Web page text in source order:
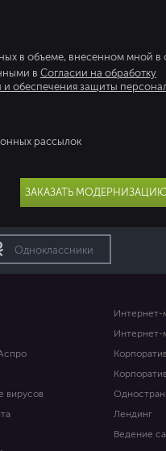
в объеме, внесенном мной в
в Согласии на обработку
и обеспечения защиты
рассылок
ЗАКАЗАТЬ
Одноклассники
вирусов
Интернет-
Интернет-
Лендинг
Ведение